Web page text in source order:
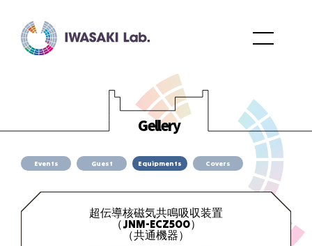
Gellery
Events Guest Equipments Covers
超伝導核磁気共鳴吸収装置
（JNM-ECZ500）
（共通機器）